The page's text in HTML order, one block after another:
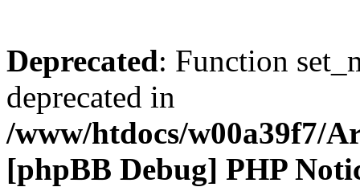
Deprecated: Function
deprecated in
/www/htdocs/w00a39f7/
[phpBB Debug] PHP